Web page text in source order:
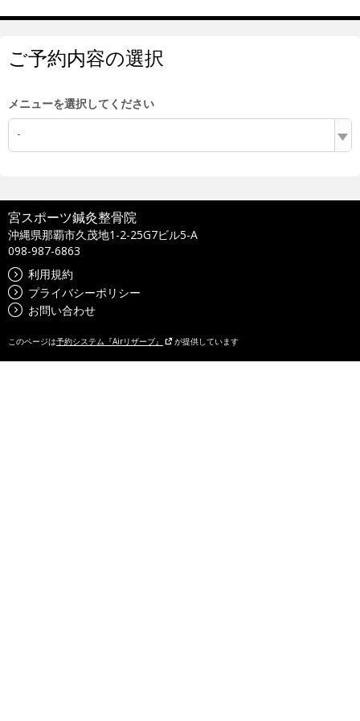
ご予約内容の選択
メニューを選択してください
-
宮スポーツ鍼灸整骨院
沖縄県那覇市久茂地1-2-25G7ビル5-A
098-987-6863
利用規約
プライバシーポリシー
お問い合わせ
このページは予約システム『Airリザーブ』 が提供しています